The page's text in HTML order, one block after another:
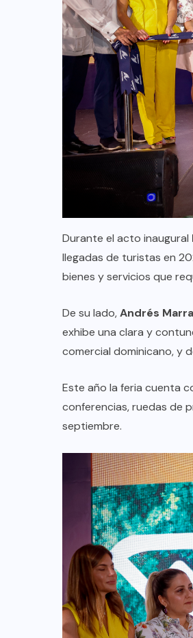
Durante el acto inaugural
llegadas de turistas en
bienes y servicios que
De su lado,Andrés
exhibe una clara y
comercial dominicano, y
Este año la feria cuenta
conferencias, ruedas de
septiembre.
COLABORADORES
NOTICIAS
FIPETUR se
JUNIO